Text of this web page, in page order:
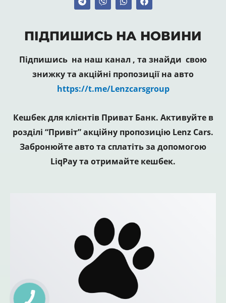
ПІДПИШИСЬ НА НОВИНИ
Підпишись на наш канал , та знайди свою
знижку та акційні пропозиції на авто
https://t.me/Lenzcarsgroup
Кешбек для клієнтів Приват Банк. Активуйте в
розділі “Привіт” акційну пропозицію Lenz Cars.
Забронюйте авто та сплатіть за допомогою
LiqPay та отримайте кешбек.